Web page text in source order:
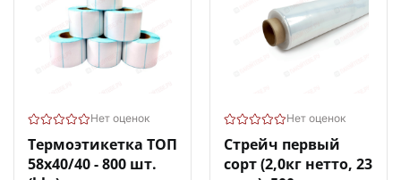
Нет оценок
Термоэтикетка ТОП
58х40/40 - 800 шт.
Нет оценок
Стрейч первый
сорт (2,0кг нетто, 23